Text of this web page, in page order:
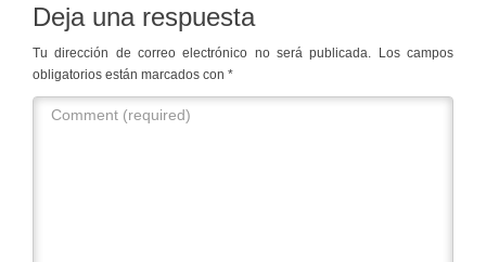
Deja una respuesta
Tu dirección de correo electrónico no será publicada.
Los campos
obligatorios están marcados con *